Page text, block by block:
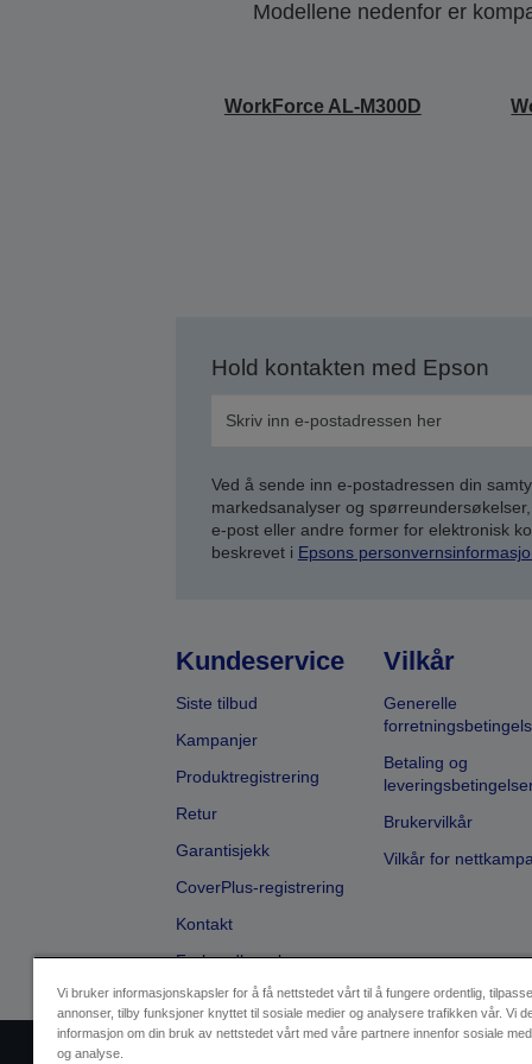
Modellene nedenfor er
WorkForce AL-M300D
Hold kontakten med Epson
Ved å sende inn e-postadressen din
markedsanalyser og
e-post eller andre former for elektronisk
beskrevet i Epsons
Kundeservice
Siste tilbud
Kampanjer
Produktregistrering
Retur
Garantisjekk
CoverPlus-registrering
Kontakt
Forhandlersøk
Vilkår
Generelle
Betaling og
Brukervilkår
Vilkår for
Vi bruker informasjonskapsler for å få nettstedet vårt til å fungere ordentlig,
annonser, tilby funksjoner knyttet til sosiale medier og analysere trafikken vår. Vi
informasjon om din bruk av nettstedet vårt med våre partnere innenfor sosiale
og analyse.